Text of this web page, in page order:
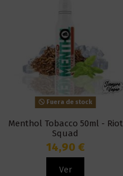
Fuera de stock
Menthol Tobacco 50ml - Riot
Squad
14,90 €
Ver